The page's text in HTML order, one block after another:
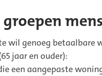
groepen
wil genoeg betaalbare
jaar en ouder):
een aangepaste